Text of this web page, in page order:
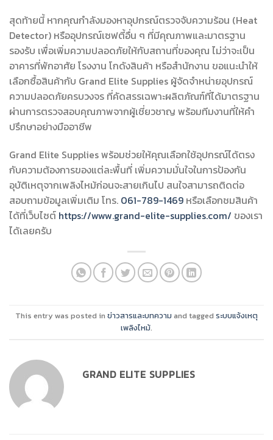
สุดท้ายนี้ หากคุณกำลังมองหาอุปกรณ์ตรวจจับความร้อน (Heat
Detector) หรืออุปกรณ์เซฟตี้อื่น ๆ ที่มีคุณภาพและมาตรฐาน
รองรับ เพื่อเพิ่มความปลอดภัยให้กับสถานที่ของคุณ ไม่ว่าจะเป็น
อาคารที่พักอาศัย โรงงาน โกดังสินค้า หรือสำนักงาน ขอแนะนำให้
เลือกซื้อสินค้ากับ Grand Elite Supplies ผู้จัดจำหน่ายอุปกรณ์
ความปลอดภัยครบวงจร ที่คัดสรรเฉพาะผลิตภัณฑ์ที่ได้มาตรฐาน
ผ่านการตรวจสอบคุณภาพจากผู้เชี่ยวชาญ พร้อมทีมงานที่ให้คำ
ปรึกษาอย่างมืออาชีพ
Grand Elite Supplies พร้อมช่วยให้คุณเลือกใช้อุปกรณ์ได้ตรง
กับความต้องการของแต่ละพื้นที่ เพิ่มความมั่นใจในการป้องกัน
อุบัติเหตุจากเพลิงไหม้ก่อนจะสายเกินไป สนใจสามารถติดต่อ
สอบถามข้อมูลเพิ่มเติม โทร. 061-789-1469 หรือเลือกชมสินค้า
ได้ที่เว็บไซต์ https://www.grand-elite-supplies.com/ ของเรา
ได้เลยครับ
This entry was posted in ข่าวสารและบทความ and tagged ระบบแจ้งเหตุ
เพลิงไหม้.
GRAND ELITE SUPPLIES